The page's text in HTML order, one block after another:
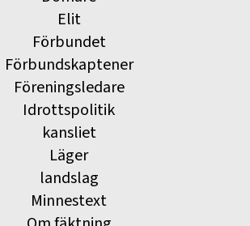
Elit
Förbundet
Förbundskaptener
Föreningsledare
Idrottspolitik
kansliet
Läger
landslag
Minnestext